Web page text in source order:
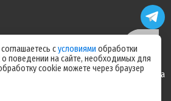
офертой! Актуальные цены уточняйте у
заказа! Спасибо за понимание! Команда
сусловиями обработки
поведении на сайте, необходимых для
cookie можете через браузер